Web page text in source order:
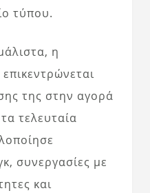
τύπου.
η
της στην αγορά
τελευταία
συνεργασίες με
και